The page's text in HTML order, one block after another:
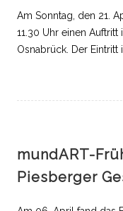
Am Sonntag, den 21.
11.30 Uhr einen Auftritt
Osnabrück. Der Eintritt
mundART-
Piesberger